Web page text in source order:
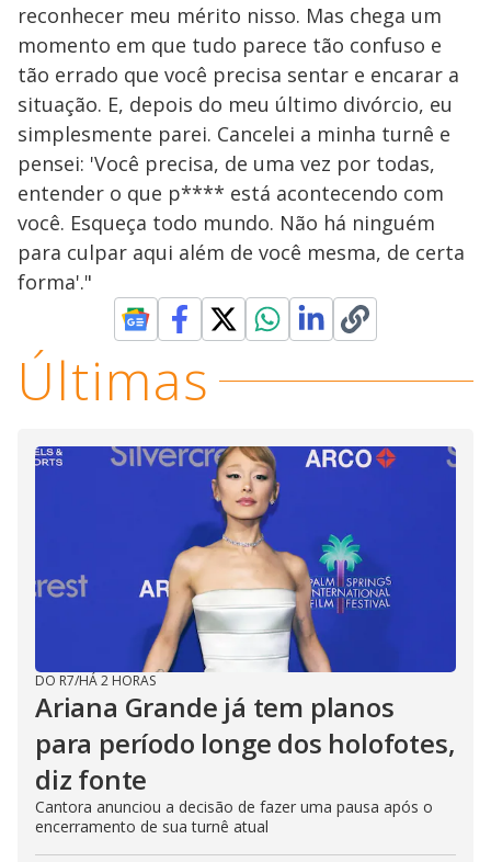
reconhecer meu mérito nisso. Mas chega um
momento em que tudo parece tão confuso e
tão errado que você precisa sentar e encarar a
situação. E, depois do meu último divórcio, eu
simplesmente parei. Cancelei a minha turnê e
pensei: 'Você precisa, de uma vez por todas,
entender o que p**** está acontecendo com
você. Esqueça todo mundo. Não há ninguém
para culpar aqui além de você mesma, de certa
forma'."
Últimas
DO R7/HÁ 2 HORAS
Ariana Grande já tem planos
para período longe dos holofotes,
diz fonte
Cantora anunciou a decisão de fazer uma pausa após o
encerramento de sua turnê atual